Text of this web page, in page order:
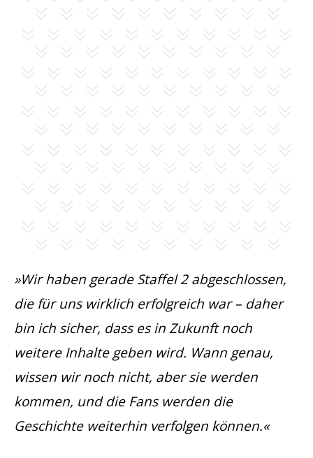
»Wir haben gerade Staffel 2 abgeschlossen,
die für uns wirklich erfolgreich war – daher
bin ich sicher, dass es in Zukunft noch
weitere Inhalte geben wird. Wann genau,
wissen wir noch nicht, aber sie werden
kommen, und die Fans werden die
Geschichte weiterhin verfolgen können.«